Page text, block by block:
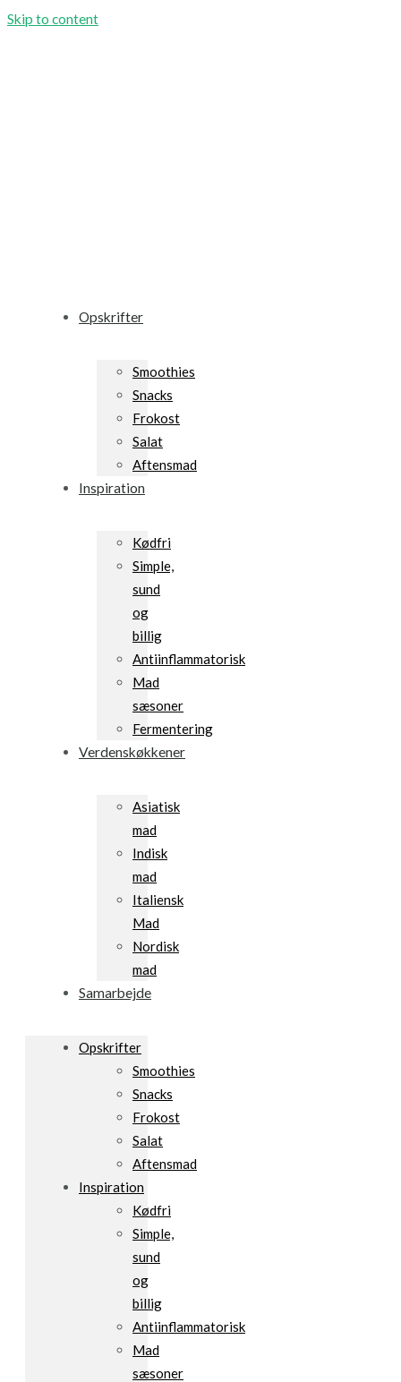
Skip to content
Opskrifter
Smoothies
Snacks
Frokost
Salat
Aftensmad
Inspiration
Kødfri
Simple,
sund
og
billig
Antiinflammatorisk
Mad
sæsoner
Fermentering
Verdenskøkkener
Asiatisk
mad
Indisk
mad
Italiensk
Mad
Nordisk
mad
Samarbejde
Opskrifter
Smoothies
Snacks
Frokost
Salat
Aftensmad
Inspiration
Kødfri
Simple,
sund
og
billig
Antiinflammatorisk
Mad
sæsoner